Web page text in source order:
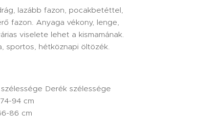
lazább fazon, pocakbetéttel,
fazon. Anyaga vékony, lenge,
viselete lehet a kismamának.
sportos, hétköznapi öltözék.
Derék szélessége
94 cm
86 cm